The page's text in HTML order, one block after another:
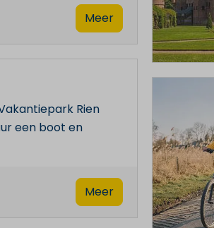
Meer
Rien
een boot en
Meer